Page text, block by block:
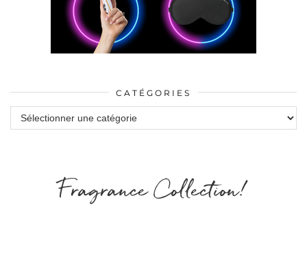
CATÉGORIES
Catégories
Fragrance Collection!